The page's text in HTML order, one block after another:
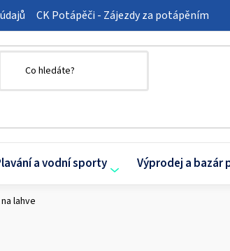
CK Potápěči - Zájezdy za potápěním
a vodní sporty Výprodej a bazár
lahve